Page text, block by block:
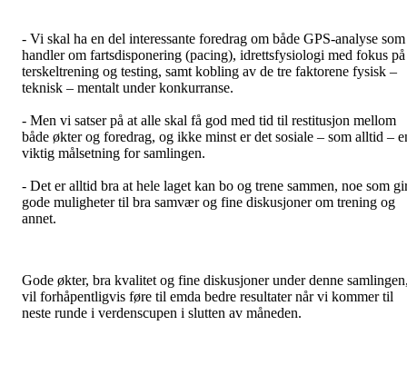
- Vi skal ha en del interessante foredrag om både GPS-analyse som
handler om fartsdisponering (pacing), idrettsfysiologi med fokus på
terskeltrening og testing, samt kobling av de tre faktorene fysisk –
teknisk – mentalt under konkurranse.
- Men vi satser på at alle skal få god med tid til restitusjon mellom
både økter og foredrag, og ikke minst er det sosiale – som alltid –
viktig målsetning for samlingen.
- Det er alltid bra at hele laget kan bo og trene sammen, noe som
gode muligheter til bra samvær og fine diskusjoner om trening og
annet.
Gode økter, bra kvalitet og fine diskusjoner under denne
vil forhåpentligvis føre til emda bedre resultater når vi kommer til
neste runde i verdenscupen i slutten av måneden.